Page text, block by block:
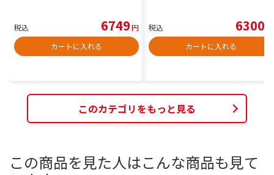
税込 6749円
カートに入れる
税込 6300
カートに入れる
このカテゴリをもっと見る
この商品を見た人はこんな商品も見て